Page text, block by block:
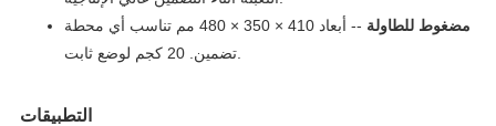
مضغوط للطاولة
-- أبعاد 410 × 350 × 480 مم تناسب أي محطة
تضمين. 20 كجم لوضع ثابت.
التطبيقات